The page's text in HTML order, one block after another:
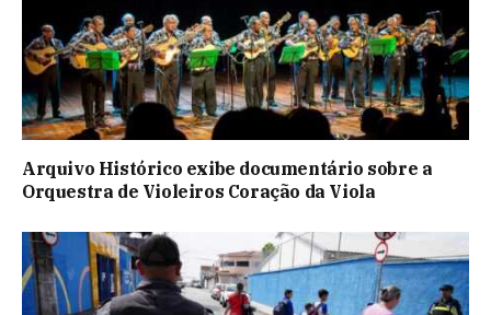
Arquivo Histórico exibe documentário sobre a
Orquestra de Violeiros Coração da Viola